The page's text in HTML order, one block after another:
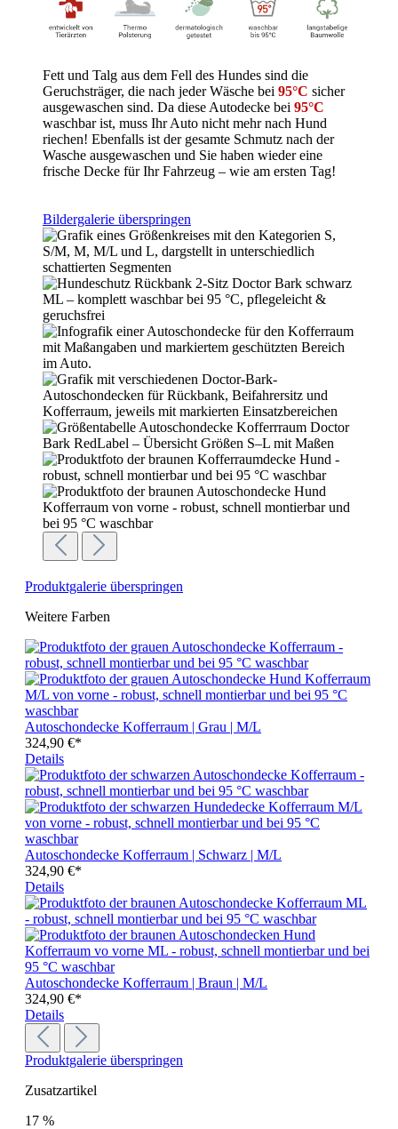
Fett und Talg aus dem Fell des Hundes sind die
Geruchsträger, die nach jeder Wäsche bei 95°C sicher
ausgewaschen sind. Da diese Autodecke bei 95°C
waschbar ist, muss Ihr Auto nicht mehr nach Hund
riechen! Ebenfalls ist der gesamte Schmutz nach der
Wasche ausgewaschen und Sie haben wieder eine
frische Decke für Ihr Fahrzeug – wie am ersten Tag!
Bildergalerie überspringen
Produktgalerie überspringen
Weitere Farben
Autoschondecke Kofferraum | Grau | M/L
324,90 €*
Details
Autoschondecke Kofferraum | Schwarz | M/L
324,90 €*
Details
Autoschondecke Kofferraum | Braun | M/L
324,90 €*
Details
Produktgalerie überspringen
Zusatzartikel
17 %